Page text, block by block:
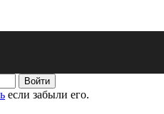
если забыли его.